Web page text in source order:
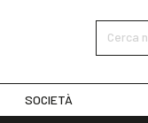
Cerca
SOCIETÀ